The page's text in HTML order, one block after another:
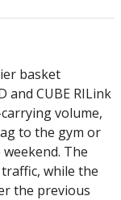
basket
and CUBE RILink
volume,
to the gym or
The
while the
the previous